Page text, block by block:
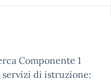
Componente 1
servizi di istruzione: